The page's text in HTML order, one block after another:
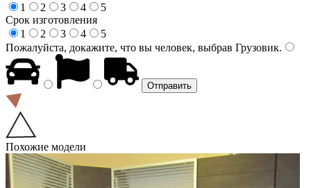
1
2 3 4
5
Срок изготовления
1
2 3 4
5
Пожалуйста, докажите, что вы человек, выбрав Грузовик.
Похожие модели